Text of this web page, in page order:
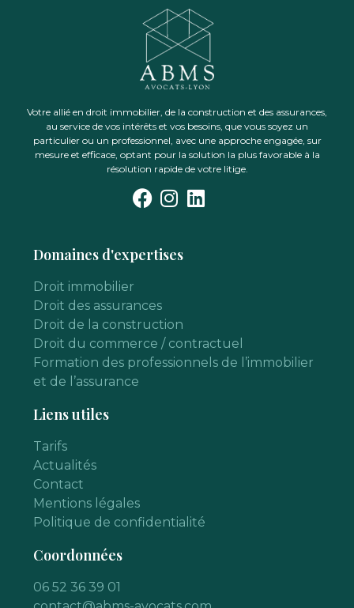
Votre allié en droit immobilier, de la construction et des assurances,
au service de vos intérêts et vos besoins, que vous soyez un
particulier ou un professionnel, avec une approche engagée, sur
mesure et efficace, optant pour la solution la plus favorable à la
résolution rapide de votre litige.
Domaines d'expertises
Droit immobilier
Droit des assurances
Droit de la construction
Droit du commerce / contractuel
Formation des professionnels de l’immobilier
et de l’assurance
Liens utiles
Tarifs
Actualités
Contact
Mentions légales
Politique de confidentialité
Coordonnées
06 52 36 39 01